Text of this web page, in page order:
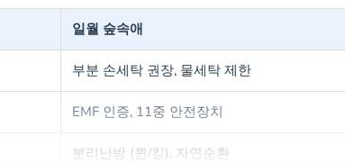
일월 숲속애
부분 손세탁 권장, 물세탁 제한
EMF 인증, 11중 안전장치
분리난방 (퀸/킹), 자연순환